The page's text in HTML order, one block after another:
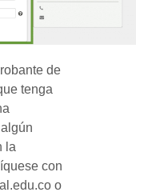
de
tenga
la
con
o